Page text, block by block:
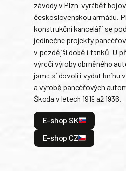
závody v Plzni vyrábět
československou armádu.
konstrukční kanceláři se
jedinečné projekty
v pozdější době i tanků. U
výročí výroby obrněného
jsme si dovolili vydat knihu
a výrobě pancéřových
Škoda v letech 1919 až 1936.
E-shop SK
E-shop CZ